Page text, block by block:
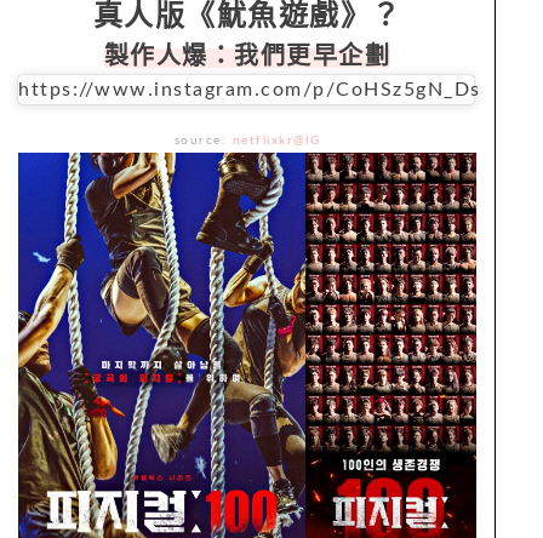
真人版《魷魚遊戲》？
製作人爆：我們更早企劃
https://www.instagram.com/p/CoHSz5gN_Ds
source: netflixkr@IG